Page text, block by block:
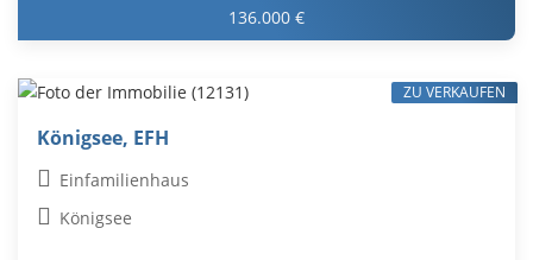
136.000 €
Königsee, EFH
Einfamilienhaus
Königsee
ZU VERKAUFEN